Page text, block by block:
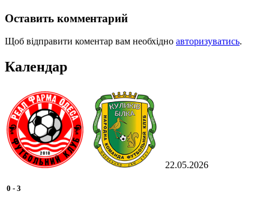
Оставить комментарий
Щоб відправити коментар вам необхідно авторизуватись.
Календар
22.05.2026
0 - 3